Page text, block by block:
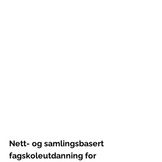
Nett- og samlingsbasert
fagskoleutdanning for